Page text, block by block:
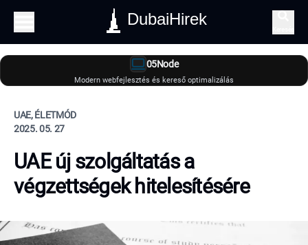
DubaiHirek
05Node
Modern webfejlesztés és kereső optimalizálás
UAE, ÉLETMÓD
2025. 05. 27
UAE új szolgáltatás a
végzettségek hitelesítésére